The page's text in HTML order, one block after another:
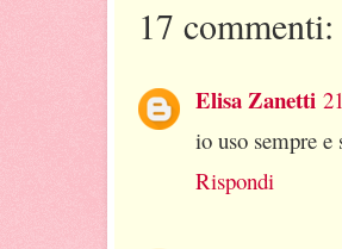
17 commenti:
Elisa Zanetti
io uso sempre
Rispondi